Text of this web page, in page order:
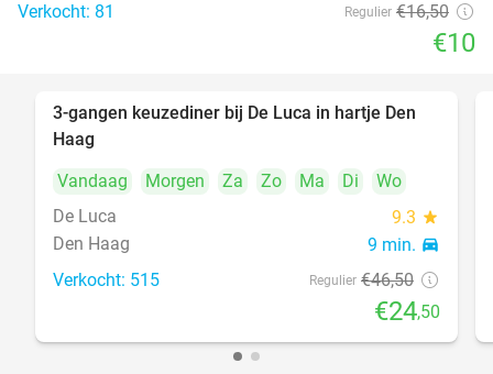
Verkocht: 81 Regulier €16,50
€10
47%
3-gangen keuzediner bij De Luca in hartje Den
Haag
Vandaag
Morgen Za Zo Ma Di
Wo
De Luca
9.3 star
Den Haag 9 min. directions_car
Verkocht: 515 Regulier €46,50
€24,50